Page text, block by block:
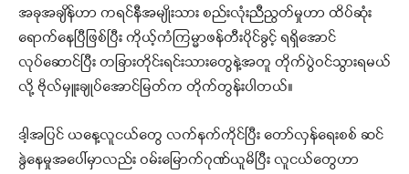
အခုအချိန်ဟာ ကရင်နီအမျိုးသား စည်းလုံးညီညွတ်မှုဟာ ထိပ်ဆုံး
ရောက်နေပြီဖြစ်ပြီး ကိုယ့်ကံကြမ္မာဖန်တီးပိုင်ခွင့် ရရှိအောင်
လုပ်ဆောင်ပြီး တခြားတိုင်းရင်းသားတွေနဲ့အတူ တိုက်ပွဲဝင်သွားရမယ်
လို့ ဗိုလ်မှူးချုပ်အောင်မြတ်က တိုက်တွန်းပါတယ်။
ဒါ့အပြင် ယနေ့လူငယ်တွေ လက်နက်ကိုင်ပြီး တော်လှန်ရေးစစ် ဆင်
နွဲနေမှုအပေါ်မှာလည်း ဝမ်းမြောက်ဂုဏ်ယူမိပြီး လူငယ်တွေဟာ